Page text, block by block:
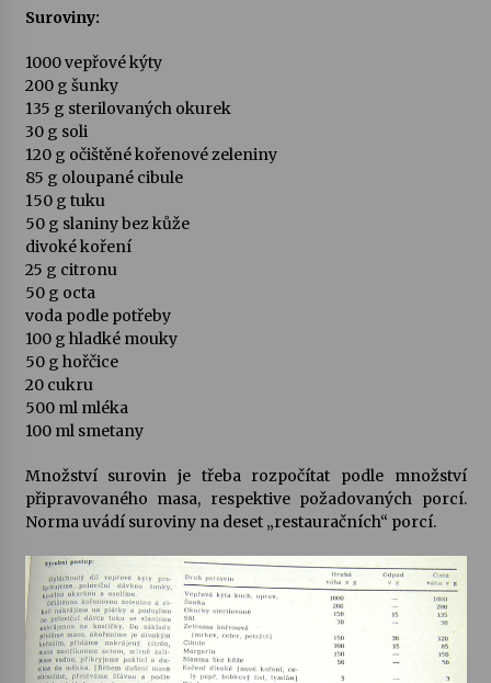
Suroviny:
1000 vepřové kýty
200 g šunky
135 g sterilovaných okurek
30 g soli
120 g očištěné kořenové zeleniny
85 g oloupané cibule
150 g tuku
50 g slaniny bez kůže
divoké koření
25 g citronu
50 g octa
voda podle potřeby
100 g hladké mouky
50 g hořčice
20 cukru
500 ml mléka
100 ml smetany
Množství surovin je třeba rozpočítat podle množství
připravovaného masa, respektive požadovaných porcí.
Norma uvádí suroviny na deset „restauračních“ porcí.